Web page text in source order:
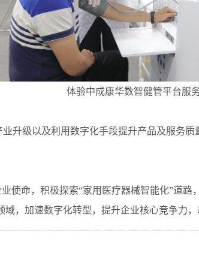
体验中成康华数智健管平台服
级以及利用数字化手段提升产品及服务
命，积极探索“家用医疗器械智能化”道路
，加速数字化转型，提升企业核心竞争力